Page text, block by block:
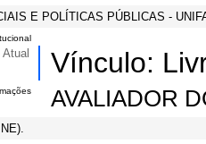
E POLÍTICAS PÚBLICAS -
Vínculo:
AVALIADOR